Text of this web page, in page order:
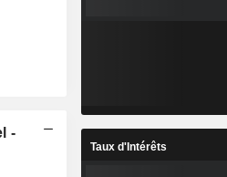
-
Taux d'Intérêts